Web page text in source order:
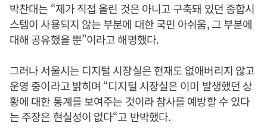
박찬대는 “제가 직접 올린 것은 아니고 구축돼 있던 종합시
스템이 사용되지 않는 부분에 대한 국민 아쉬움, 그 부분에
대해 공유했을 뿐”이라고 해명했다.
그러나 서울시는 디지털 시장실은 현재도 없애버리지 않고
운영 중이라고 밝히며 “디지털 시장실은 이미 발생했던 상
황에 대한 통계를 보여주는 것이라 참사를 예방할 수 있다
는 주장은 현실성이 없다“고 반박했다.